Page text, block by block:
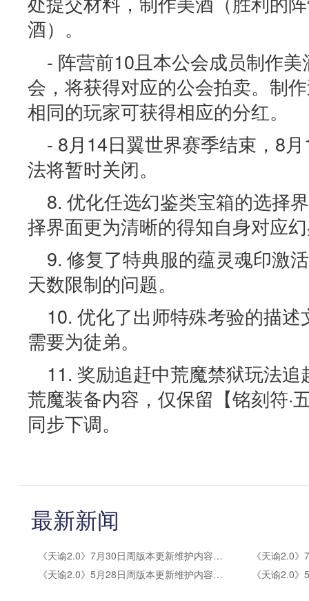
酒）。
- 阵营前10且本公会成员制作
会，将获得对应的公会拍卖。制
相同的玩家可获得相应的分红。
- 8月14日翼世界赛季结束，8
法将暂时关闭。
8. 优化任选幻鉴类宝箱的选择
择界面更为清晰的得知自身对应
9. 修复了特典服的蕴灵魂印激
天数限制的问题。
10. 优化了出师特殊考验的描
需要为徒弟。
11. 奖励追赶中荒魔禁狱玩法
荒魔装备内容，仅保留【铭刻符·
同步下调。
最新新闻
《天谕2.0》7月30日周版本更新维护内容公告
《天谕2.0》5月28日周版本更新维护内容公告